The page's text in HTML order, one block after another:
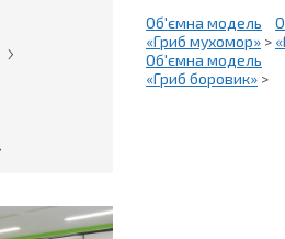
Об'ємна модель
«Гриб мухомор» >
Об'ємна модель
«Гриб боровик» >